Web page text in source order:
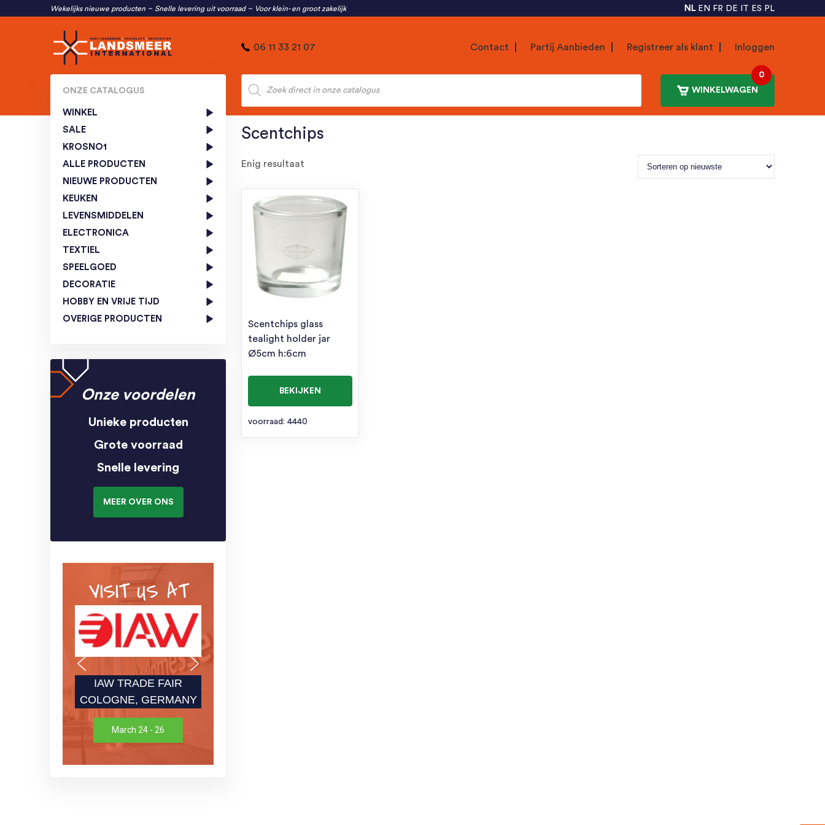
Wekelijks nieuwe producten Snelle levering uit voorraad Voor klein- en groot zakelijk NL EN FR DE IT ES PL
06 11 33 21 07 Contact Partij Aanbieden Registreer als klant Inloggen
Producten
zoeken
WINKELWAGEN
0
ONZE CATALOGUS
WINKEL
SALE
KROSNO1
ALLE PRODUCTEN
NIEUWE PRODUCTEN
KEUKEN
LEVENSMIDDELEN
ELECTRONICA
TEXTIEL
SPEELGOED
DECORATIE
HOBBY EN VRIJE TIJD
OVERIGE PRODUCTEN
Onze voordelen
Unieke producten
Grote voorraad
Snelle levering
MEER OVER ONS
VISIT US AT
IAW TRADE FAIR
COLOGNE, GERMANY
March 24 - 26
Scentchips
Enig resultaat
Scentchips glass
tealight holder jar
Ø5cm h:6cm
BEKIJKEN
voorraad: 4440